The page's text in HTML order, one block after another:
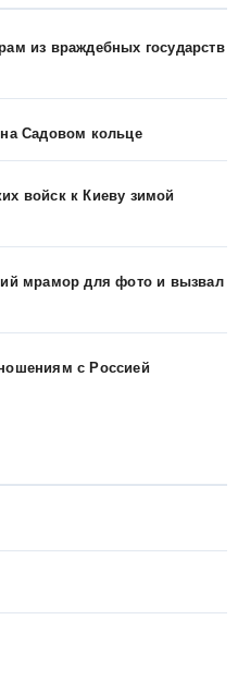
из враждебных государств
Садовом кольце
войск к Киеву зимой
мрамор для фото и вызвал
с Россией